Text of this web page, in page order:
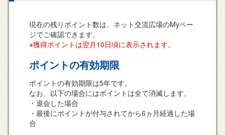
現在の残りポイント数は、ネット交流広場のMyペー
ジでご確認できます。
※獲得ポイントは翌月10日頃に表示されます。
ポイントの有効期限
ポイントの有効期限は5年です。
なお、以下の場合にはポイントは全て消滅します。
・退会した場合
・最後にポイントが付与されてから6ヵ月経過した場
合